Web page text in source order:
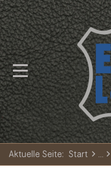
Aktuelle Seite: Start